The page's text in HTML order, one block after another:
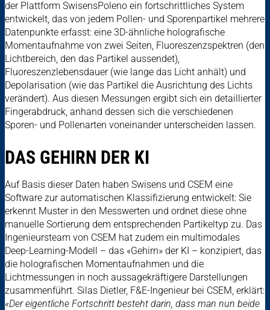
der Plattform SwisensPoleno ein fortschrittliches System
entwickelt, das von jedem Pollen- und Sporenpartikel mehrere
Datenpunkte erfasst: eine 3D-ähnliche holografische
Momentaufnahme von zwei Seiten, Fluoreszenzspektren (den
Lichtbereich, den das Partikel aussendet),
Fluoreszenzlebensdauer (wie lange das Licht anhält) und
Depolarisation (wie das Partikel die Ausrichtung des Lichts
verändert). Aus diesen Messungen ergibt sich ein detaillierter
Fingerabdruck, anhand dessen sich die verschiedenen
Sporen- und Pollenarten voneinander unterscheiden lassen.
DAS GEHIRN DER KI
Auf Basis dieser Daten haben Swisens und CSEM eine
Software zur automatischen Klassifizierung entwickelt: Sie
erkennt Muster in den Messwerten und ordnet diese ohne
manuelle Sortierung dem entsprechenden Partikeltyp zu. Das
Ingenieursteam von CSEM hat zudem ein multimodales
Deep-Learning-Modell – das «Gehirn» der KI – konzipiert, das
die holografischen Momentaufnahmen und die
Lichtmessungen in noch aussagekräftigere Darstellungen
zusammenführt. Silas Dietler, F&E-Ingenieur bei CSEM, erklärt:
«Der eigentliche Fortschritt besteht darin, dass man nun beide